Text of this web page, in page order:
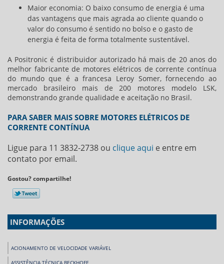
Maior economia: O baixo consumo de energia é uma
das vantagens que mais agrada ao cliente quando o
valor do consumo é sentido no bolso e o gasto de
energia é feita de forma totalmente sustentável.
A Positronic é distribuidor autorizado há mais de 20 anos do
melhor fabricante de motores elétricos de corrente contínua
do mundo que é a francesa Leroy Somer, fornecendo ao
mercado brasileiro mais de 200 motores modelo LSK,
demonstrando grande qualidade e aceitação no Brasil.
PARA SABER MAIS SOBRE MOTORES ELÉTRICOS DE
CORRENTE CONTÍNUA
Ligue para 11 3832-2738 ou clique aqui e entre em
contato por email.
Gostou? compartilhe!
INFORMAÇÕES
ACIONAMENTO DE VELOCIDADE VARIÁVEL